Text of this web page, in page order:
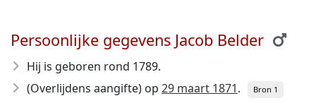
Persoonlijke gegevens Jacob Belder
Hij is geboren rond 1789.
(Overlijdens aangifte) op 29 maart 1871. Bron 1